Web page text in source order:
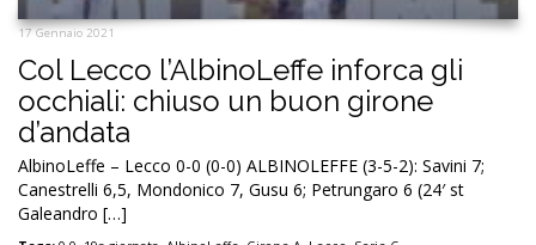
17 Gennaio 2021
Col Lecco l’AlbinoLeffe inforca gli
occhiali: chiuso un buon girone
d’andata
AlbinoLeffe – Lecco 0-0 (0-0) ALBINOLEFFE (3-5-2): Savini 7;
Canestrelli 6,5, Mondonico 7, Gusu 6; Petrungaro 6 (24′ st
Galeandro […]